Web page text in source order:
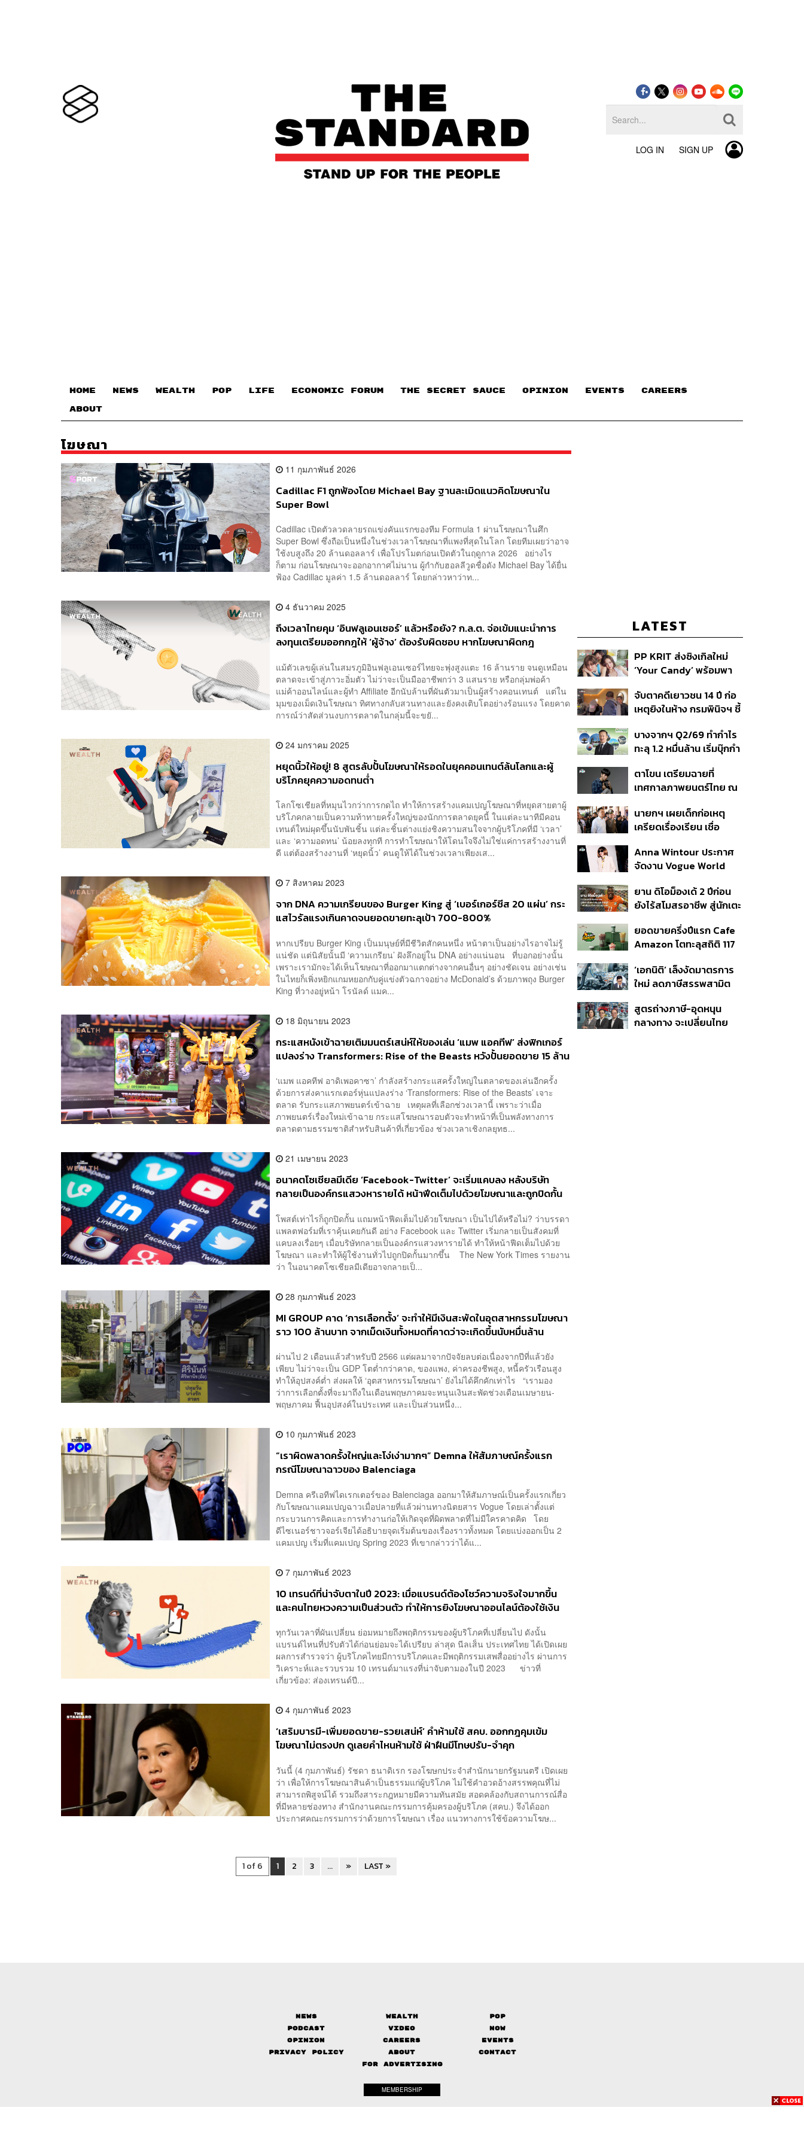
LOG IN SIGN UP
HOME NEWS WEALTH POP LIFE ECONOMIC FORUM THE SECRET SAUCE​ OPINION EVENTS CAREERS
ABOUT
โฆษณา
11 กุมภาพันธ์ 2026
Cadillac F1 ถูกฟ้องโดย Michael Bay ฐานละเมิดแนวคิดโฆษณาใน
Super Bowl
Cadillac เปิดตัวลวดลายรถแข่งคันแรกของทีม Formula 1 ผ่านโฆษณาในศึก
Super Bowl ซึ่งถือเป็นหนึ่งในช่วงเวลาโฆษณาที่แพงที่สุดในโลก โดยทีมเผยว่าอาจ
ใช้งบสูงถึง 20 ล้านดอลลาร์ เพื่อโปรโมตก่อนเปิดตัวในฤดูกาล 2026 อย่างไร
ก็ตาม ก่อนโฆษณาจะออกอากาศไม่นาน ผู้กำกับฮอลลีวูดชื่อดัง Michael Bay ได้ยื่น
ฟ้อง Cadillac มูลค่า 1.5 ล้านดอลลาร์ โดยกล่าวหาว่าท...
4 ธันวาคม 2025
ถึงเวลาไทยคุม ‘อินฟลูเอนเซอร์’ แล้วหรือยัง? ก.ล.ต. จ่อเข้มแนะนำการ
ลงทุนเตรียมออกกฎให้ ‘ผู้จ้าง’ ต้องรับผิดชอบ หากโฆษณาผิดกฎ
แม้ตัวเลขผู้เล่นในสมรภูมิอินฟลูเอนเซอร์ไทยจะพุ่งสูงแตะ 16 ล้านราย จนดูเหมือน
ตลาดจะเข้าสู่ภาวะอิ่มตัว ไม่ว่าจะเป็นมืออาชีพกว่า 3 แสนราย หรือกลุ่มพ่อค้า
แม่ค้าออนไลน์และผู้ทำ Affiliate อีกนับล้านที่ผันตัวมาเป็นผู้สร้างคอนเทนต์ แต่ใน
มุมของเม็ดเงินโฆษณา ทิศทางกลับสวนทางและยังคงเติบโตอย่างร้อนแรง โดยคาด
การณ์ว่าสัดส่วนงบการตลาดในกลุ่มนี้จะขยั...
24 มกราคม 2025
หยุดนิ้วให้อยู่! 8 สูตรลับปั้นโฆษณาให้รอดในยุคคอนเทนต์ล้นโลกและผู้
บริโภคยุคความอดทนต่ำ
โลกโซเชียลที่หมุนไวกว่าการกดไถ ทำให้การสร้างแคมเปญโฆษณาที่หยุดสายตาผู้
บริโภคกลายเป็นความท้าทายครั้งใหญ่ของนักการตลาดยุคนี้ ในแต่ละนาทีมีคอน
เทนต์ใหม่ผุดขึ้นนับพันชิ้น แต่ละชิ้นต่างแย่งชิงความสนใจจากผู้บริโภคที่มี ‘เวลา’
และ ‘ความอดทน’ น้อยลงทุกที การทำโฆษณาให้โดนใจจึงไม่ใช่แค่การสร้างงานที่
ดี แต่ต้องสร้างงานที่ ‘หยุดนิ้ว’ คนดูให้ได้ในช่วงเวลาเพียงเส...
7 สิงหาคม 2023
จาก DNA ความเกรียนของ Burger King สู่ ‘เบอร์เกอร์ชีส 20 แผ่น’ กระ
แสไวรัลแรงเกินคาดจนยอดขายทะลุเป้า 700-800%
หากเปรียบ Burger King เป็นมนุษย์ที่มีชีวิตสักคนหนึ่ง หน้าตาเป็นอย่างไรอาจไม่รู้
แน่ชัด แต่นิสัยนั้นมี ‘ความเกรียน’ ฝังลึกอยู่ใน DNA อย่างแน่นอน ที่บอกอย่างนั้น
เพราะเรามักจะได้เห็นโฆษณาที่ออกมาแตกต่างจากคนอื่นๆ อย่างชัดเจน อย่างเช่น
ในไทยก็เพิ่งหยิกแกมหยอกกับคู่แข่งตัวฉกาจอย่าง McDonald’s ด้วยภาพถุง Burger
King ที่วางอยู่หน้า โรนัลด์ แมค...
18 มิถุนายน 2023
กระแสหนังเข้าฉายเติมมนตร์เสน่ห์ให้ของเล่น ‘แมพ แอคทีฟ’ ส่งฟิกเกอร์
แปลงร่าง Transformers: Rise of the Beasts หวังปั้นยอดขาย 15 ล้าน
‘แมพ แอคทีฟ อาดิเพอคาซา’ กำลังสร้างกระแสครั้งใหญ่ในตลาดของเล่นอีกครั้ง
ด้วยการส่งคาแรกเตอร์หุ่นแปลงร่าง ‘Transformers: Rise of the Beasts’ เจาะ
ตลาด รับกระแสภาพยนตร์เข้าฉาย เหตุผลที่เลือกช่วงเวลานี้ เพราะว่าเมื่อ
ภาพยนตร์เรื่องใหม่เข้าฉาย กระแสโฆษณารอบตัวจะทำหน้าที่เป็นพลังทางการ
ตลาดตามธรรมชาติสำหรับสินค้าที่เกี่ยวข้อง ช่วงเวลาเชิงกลยุทธ...
21 เมษายน 2023
อนาคตโซเชียลมีเดีย ‘Facebook-Twitter’ จะเริ่มแคบลง หลังบริษัท
กลายเป็นองค์กรแสวงหารายได้ หน้าฟีดเต็มไปด้วยโฆษณาและถูกปิดกั้น
โพสต์เท่าไรก็ถูกปิดกั้น แถมหน้าฟีดเต็มไปด้วยโฆษณา เป็นไปได้หรือไม่? ว่าบรรดา
แพลตฟอร์มที่เราคุ้นเคยกันดี อย่าง Facebook และ Twitter เริ่มกลายเป็นสังคมที่
แคบลงเรื่อยๆ เมื่อบริษัทกลายเป็นองค์กรแสวงหารายได้ ทำให้หน้าฟีดเต็มไปด้วย
โฆษณา และทำให้ผู้ใช้งานทั่วไปถูกปิดกั้นมากขึ้น The New York Times รายงาน
ว่า ในอนาคตโซเชียลมีเดียอาจกลายเป็...
28 กุมภาพันธ์ 2023
MI GROUP คาด ‘การเลือกตั้ง’ จะทำให้มีเงินสะพัดในอุตสาหกรรมโฆษณา
ราว 100 ล้านบาท จากเม็ดเงินทั้งหมดที่คาดว่าจะเกิดขึ้นนับหมื่นล้าน
ผ่านไป 2 เดือนแล้วสำหรับปี 2566 แต่ผลมาจากปัจจัยลบต่อเนื่องจากปีที่แล้วยัง
เพียบ ไม่ว่าจะเป็น GDP โตต่ำกว่าคาด, ของแพง, ค่าครองชีพสูง, หนี้ครัวเรือนสูง
ทำให้อุปสงค์ต่ำ ส่งผลให้ ‘อุตสาหกรรมโฆษณา’ ยังไม่ได้คึกคักเท่าไร “เรามอง
ว่าการเลือกตั้งที่จะมาถึงในเดือนพฤษภาคมจะหนุนเงินสะพัดช่วงเดือนเมษายน-
พฤษภาคม ฟื้นอุปสงค์ในประเทศ และเป็นส่วนหนึ่ง...
10 กุมภาพันธ์ 2023
“เราผิดพลาดครั้งใหญ่และโง่เง่ามากๆ” Demna ให้สัมภาษณ์ครั้งแรก
กรณีโฆษณาฉาวของ Balenciaga
Demna ครีเอทีฟไดเรกเตอร์ของ Balenciaga ออกมาให้สัมภาษณ์เป็นครั้งแรกเกี่ยว
กับโฆษณาแคมเปญฉาวเมื่อปลายที่แล้วผ่านทางนิตยสาร Vogue โดยเล่าตั้งแต่
กระบวนการคิดและการทำงานก่อให้เกิดจุดที่ผิดพลาดที่ไม่มีใครคาดคิด โดย
ดีไซเนอร์ชาวจอร์เจียได้อธิบายจุดเริ่มต้นของเรื่องราวทั้งหมด โดยแบ่งออกเป็น 2
แคมเปญ เริ่มที่แคมเปญ Spring 2023 ที่เขากล่าวว่าได้แ...
7 กุมภาพันธ์ 2023
10 เทรนด์ที่น่าจับตาในปี 2023: เมื่อแบรนด์ต้องโชว์ความจริงใจมากขึ้น
และคนไทยหวงความเป็นส่วนตัว ทำให้การยิงโฆษณาออนไลน์ต้องใช้เงิน
ทุกวันเวลาที่ผันเปลี่ยน ย่อมหมายถึงพฤติกรรมของผู้บริโภคที่เปลี่ยนไป ดังนั้น
แบรนด์ไหนที่ปรับตัวได้ก่อนย่อมจะได้เปรียบ ล่าสุด นีลเส็น ประเทศไทย ได้เปิดเผย
ผลการสำรวจว่า ผู้บริโภคไทยมีการบริโภคและมีพฤติกรรมเสพสื่ออย่างไร ผ่านการ
วิเคราะห์และรวบรวม 10 เทรนด์มาแรงที่น่าจับตามองในปี 2023 ข่าวที่
เกี่ยวข้อง: ส่องเทรนด์ปี...
4 กุมภาพันธ์ 2023
‘เสริมบารมี-เพิ่มยอดขาย-รวยเสน่ห์’ คำห้ามใช้ สคบ. ออกกฎคุมเข้ม
โฆษณาไม่ตรงปก ดูเลยคำไหนห้ามใช้ ฝ่าฝืนมีโทษปรับ-จำคุก
วันนี้ (4 กุมภาพันธ์) รัชดา ธนาดิเรก รองโฆษกประจำสำนักนายกรัฐมนตรี เปิดเผย
ว่า เพื่อให้การโฆษณาสินค้าเป็นธรรมแก่ผู้บริโภค ไม่ใช้คำอวดอ้างสรรพคุณที่ไม่
สามารถพิสูจน์ได้ รวมถึงสาระกฎหมายมีความทันสมัย สอดคล้องกับสถานการณ์สื่อ
ที่มีหลายช่องทาง สำนักงานคณะกรรมการคุ้มครองผู้บริโภค (สคบ.) จึงได้ออก
ประกาศคณะกรรมการว่าด้วยการโฆษณา เรื่อง แนวทางการใช้ข้อความโฆษ...
1 of 6 1 2 3 ... » LAST »
LATEST
PP KRIT ส่งซิงเกิลใหม่
‘Your Candy’ พร้อมพา
สิกวิดีโอ
จับตาคดีเยาวชน 14 ปี ก่อ
เหตุยิงในห้าง กรมพินิจฯ ชี้
เนื่อง ประเมินปล่อยตัว
บางจากฯ Q2/69 ทำกำไร
ทะลุ 1.2 หมื่นล้าน เริ่มบุ๊กกำ
แรก หนุนรายได้ครึ่งปีทะลุ
3.2 แสนล้าน
ตาโขน เตรียมฉายที่
เทศกาลภาพยนตร์ไทย ณ
นายกฯ เผยเด็กก่อเหตุ
เครียดเรื่องเรียน เชื่อ
กระสุนอีกกว่า 30 นัด หาก
ไม่จบชีวิตตัวเองอาจสูญ
Anna Wintour ประกาศ
จัดงาน Vogue World
ยาน ดิโอม็องเด้ 2 ปีก่อน
ยังไร้สโมสรอาชีพ สู่นักเตะ
สัญญาถึงน้องสาวผู้ล่วง
ลับ
ยอดขายครึ่งปีแรก Cafe
Amazon โตทะลุสถิติ 117
สไตล์ OR โตต่อเนื่อง
‘เอกนิติ’ เล็งงัดมาตรการ
ใหม่ ลดภาษีสรรพสามิต
โรงงานในไทย
สูตรถ่างภาษี-อุดหนุน
กลางทาง จะเปลี่ยนไทย
News Wealth
Pop
Podcast
Video
Now
Opinion
Careers
Events
Privacy Policy
About
Contact
FOR ADVERTISING
MEMBERSHIP